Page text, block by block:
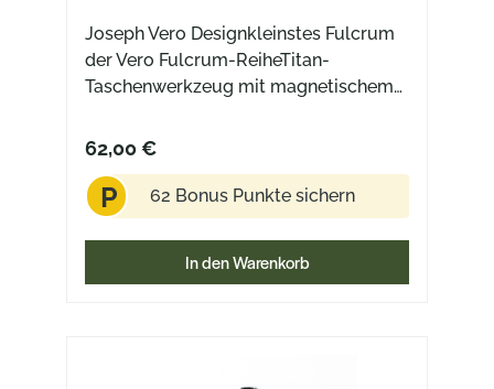
Joseph Vero Designkleinstes Fulcrum
der Vero Fulcrum-ReiheTitan-
Taschenwerkzeug mit magnetischem
Schlüsselring und Edelstahl-
62,00 €
P 62 Bonus Punkte sichern
In den Warenkorb